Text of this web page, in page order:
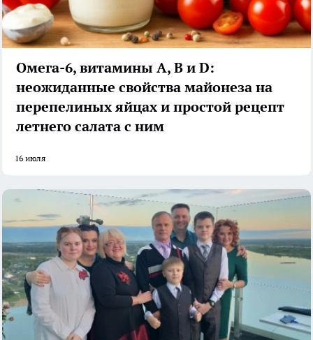
Омега-6, витамины А, В и D:
неожиданные свойства майонеза на
перепелиных яйцах и простой рецепт
летнего салата с ним
16 июля